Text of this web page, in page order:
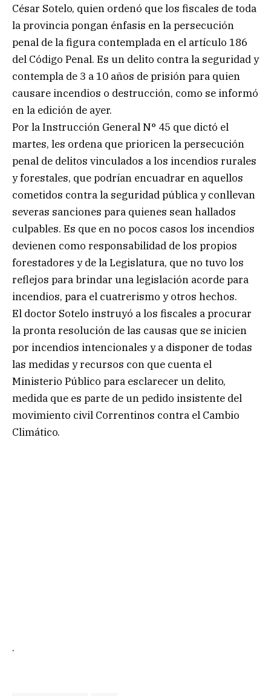
César Sotelo, quien ordenó que los fiscales de toda
la provincia pongan énfasis en la persecución
penal de la figura contemplada en el artículo 186
del Código Penal. Es un delito contra la seguridad y
contempla de 3 a 10 años de prisión para quien
causare incendios o destrucción, como se informó
en la edición de ayer.
Por la Instrucción General N° 45 que dictó el
martes, les ordena que prioricen la persecución
penal de delitos vinculados a los incendios rurales
y forestales, que podrían encuadrar en aquellos
cometidos contra la seguridad pública y conllevan
severas sanciones para quienes sean hallados
culpables. Es que en no pocos casos los incendios
devienen como responsabilidad de los propios
forestadores y de la Legislatura, que no tuvo los
reflejos para brindar una legislación acorde para
incendios, para el cuatrerismo y otros hechos.
El doctor Sotelo instruyó a los fiscales a procurar
la pronta resolución de las causas que se inicien
por incendios intencionales y a disponer de todas
las medidas y recursos con que cuenta el
Ministerio Público para esclarecer un delito,
medida que es parte de un pedido insistente del
movimiento civil Correntinos contra el Cambio
Climático.
.